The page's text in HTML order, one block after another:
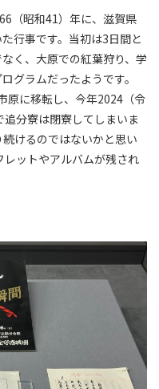
（昭和41）年に、滋賀県
行事です。当初は3日間と
く、大原での紅葉狩り、学
グラムだったようです。
原に移転し、今年2024（令
分寮は閉寮してしまいま
けるのではないかと思い
ットやアルバムが残され